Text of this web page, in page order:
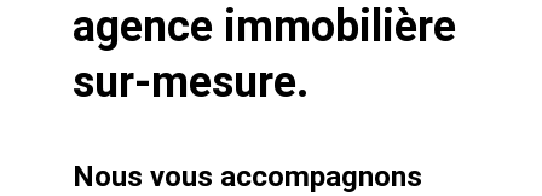
agence immobilière
sur-mesure.
Nous vous accompagnons